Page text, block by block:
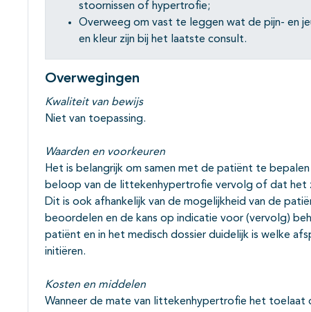
stoornissen of hypertrofie;
Overweeg om vast te leggen wat de pijn- en
en kleur zijn bij het laatste consult.
Overwegingen
Kwaliteit van bewijs
Niet van toepassing.
Waarden en voorkeuren
Het is belangrijk om samen met de patiënt te
beloop van de littekenhypertrofie vervolg of dat het
Dit is ook afhankelijk van de mogelijkheid van de
beoordelen en de kans op indicatie voor (vervolg)
patiënt en in het medisch dossier duidelijk is welke
initiëren.
Kosten en middelen
Wanneer de mate van littekenhypertrofie het